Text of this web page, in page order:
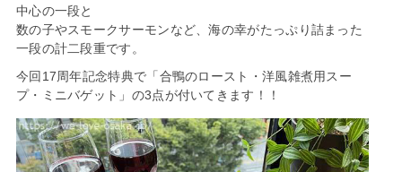
中心の一段と
数の子やスモークサーモンなど、海の幸がたっぷり詰まった
一段の計二段重です。
今回17周年記念特典で「合鴨のロースト・洋風雑煮用スー
プ・ミニバゲット」の3点が付いてきます！！